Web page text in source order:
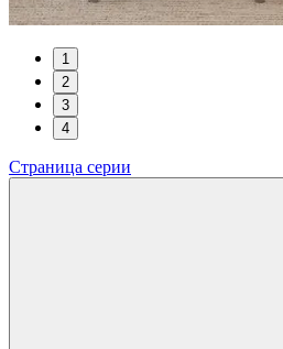
1
2
3
4
Страница серии